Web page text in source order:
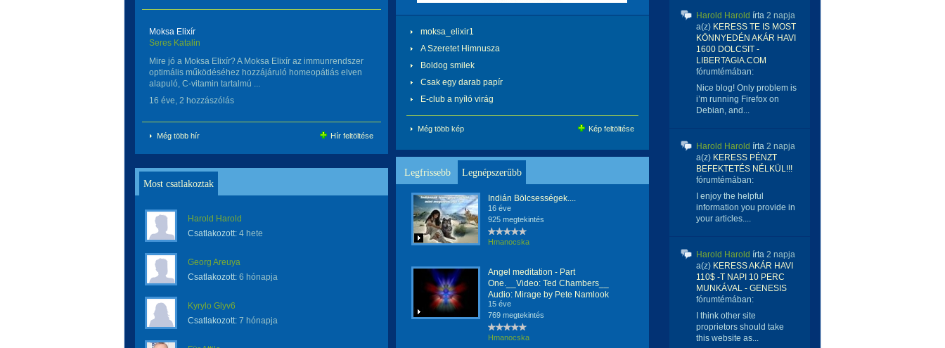
Moksa Elixír
Seres Katalin
Mire jó a Moksa Elixír? A Moksa Elixír az immunrendszer
optimális működéséhez hozzájáruló homeopátiás elven
alapuló, C-vitamin tartalmú ...
16 éve, 2 hozzászólás
Még több hír Hír feltöltése
Most csatlakoztak
Harold Harold
Csatlakozott: 4 hete
Georg Areuya
Csatlakozott: 6 hónapja
Kyrylo Glyv6
Csatlakozott: 7 hónapja
moksa_elixir1
A Szeretet Himnusza
Boldog smilek
Csak egy darab papír
E-club a nyíló virág
Még több kép Kép feltöltése
Legfrissebb Legnépszerűbb
Indián Bölcsességek....
16 éve
925 megtekintés
Hmanocska
Angel meditation - Part
One.__Video: Ted Chambers__
Audio: Mirage by Pete Namlook
15 éve
769 megtekintés
Hmanocska
Harold Harold írta 2 napja
a(z) KERESS TE IS MOST
KÖNNYEDÉN AKÁR HAVI
1600 DOLCSIT -
LIBERTAGIA.COM
fórumtémában:
Nice blog! Only problem is
i’m running Firefox on
Debian, and...
Harold Harold írta 2 napja
a(z) KERESS PÉNZT
BEFEKTETÉS NÉLKÜL!!!
fórumtémában:
I enjoy the helpful
information you provide in
your articles....
Harold Harold írta 2 napja
a(z) KERESS AKÁR HAVI
110$ -T NAPI 10 PERC
MUNKÁVAL - GENESIS
fórumtémában:
I think other site
proprietors should take
this website as...